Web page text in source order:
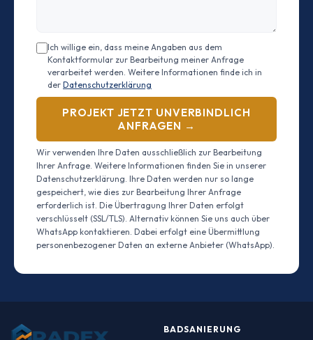
Ich willige ein, dass meine Angaben aus dem
Kontaktformular zur Bearbeitung meiner Anfrage
verarbeitet werden. Weitere Informationen finde ich in
der Datenschutzerklärung
PROJEKT JETZT UNVERBINDLICH
ANFRAGEN →
Wir verwenden Ihre Daten ausschließlich zur Bearbeitung
Ihrer Anfrage. Weitere Informationen finden Sie in unserer
Datenschutzerklärung. Ihre Daten werden nur so lange
gespeichert, wie dies zur Bearbeitung Ihrer Anfrage
erforderlich ist. Die Übertragung Ihrer Daten erfolgt
verschlüsselt (SSL/TLS). Alternativ können Sie uns auch über
WhatsApp kontaktieren. Dabei erfolgt eine Übermittlung
personenbezogener Daten an externe Anbieter (WhatsApp).
BADSANIERUNG